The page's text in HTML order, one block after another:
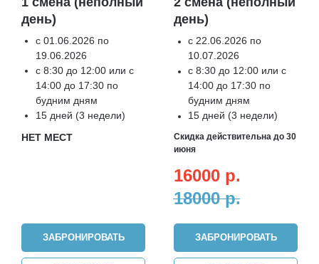
день)
с 01.06.2026 по
19.06.2026
с 8:30 до 12:00 или с
14:00 до 17:30 по
будним дням
15 дней (3 недели)
НЕТ МЕСТ
ЗАБРОНИРОВАТЬ
день)
с 22.06.2026 по
10.07.2026
с 8:30 до 12:00 или с
14:00 до 17:30 по
будним дням
15 дней (3 недели)
Скидка действительна до 30
июня
16000 р.
18000 р.
ЗАБРОНИРОВАТЬ